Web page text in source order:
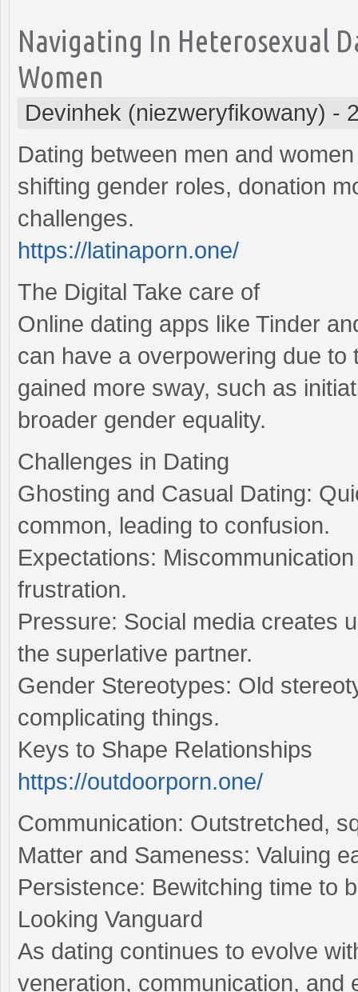
Navigating In Heterosexual
Women
Devinhek (niezweryfikowany) -
Dating between men and
shifting gender roles, donation
challenges.
https://latinaporn.one/
The Digital Take care of
Online dating apps like Tinder
can have a overpowering due
gained more sway, such as
broader gender equality.
Challenges in Dating
Ghosting and Casual Dating:
common, leading to confusion.
Expectations:
frustration.
Pressure: Social media creates
the superlative partner.
Gender Stereotypes: Old
complicating things.
Keys to Shape Relationships
https://outdoorporn.one/
Communication: Outstretched,
Matter and Sameness: Valuing
Persistence: Bewitching time to
Looking Vanguard
As dating continues to evolve
veneration, communication, and